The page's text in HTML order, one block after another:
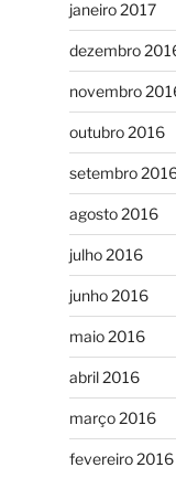
janeiro 2017
dezembro
novembro
outubro 2016
setembro
agosto 2016
julho 2016
junho 2016
maio 2016
abril 2016
março 2016
fevereiro 2016